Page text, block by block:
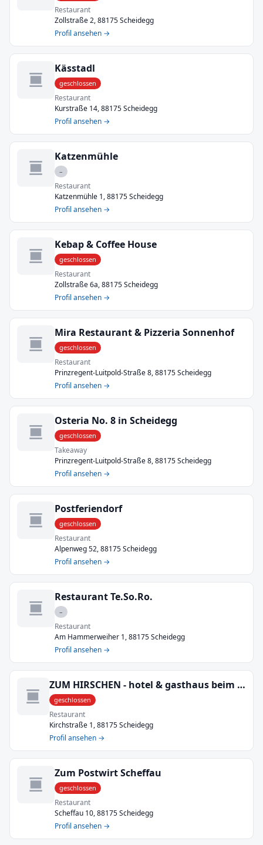
Restaurant
Zollstraße 2, 88175 Scheidegg
Profil ansehen →
Kässtadl
geschlossen
Restaurant
Kurstraße 14, 88175 Scheidegg
Profil ansehen →
Katzenmühle
–
Restaurant
Katzenmühle 1, 88175 Scheidegg
Profil ansehen →
Kebap & Coffee House
geschlossen
Restaurant
Zollstraße 6a, 88175 Scheidegg
Profil ansehen →
Mira Restaurant & Pizzeria Sonnenhof
geschlossen
Restaurant
Prinzregent-Luitpold-Straße 8, 88175 Scheidegg
Profil ansehen →
Osteria No. 8 in Scheidegg
geschlossen
Takeaway
Prinzregent-Luitpold-Straße 8, 88175 Scheidegg
Profil ansehen →
Postferiendorf
geschlossen
Restaurant
Alpenweg 52, 88175 Scheidegg
Profil ansehen →
Restaurant Te.So.Ro.
–
Restaurant
Am Hammerweiher 1, 88175 Scheidegg
Profil ansehen →
ZUM HIRSCHEN - hotel & gasthaus beim stöckeler
geschlossen
Restaurant
Kirchstraße 1, 88175 Scheidegg
Profil ansehen →
Zum Postwirt Scheffau
geschlossen
Restaurant
Scheffau 10, 88175 Scheidegg
Profil ansehen →